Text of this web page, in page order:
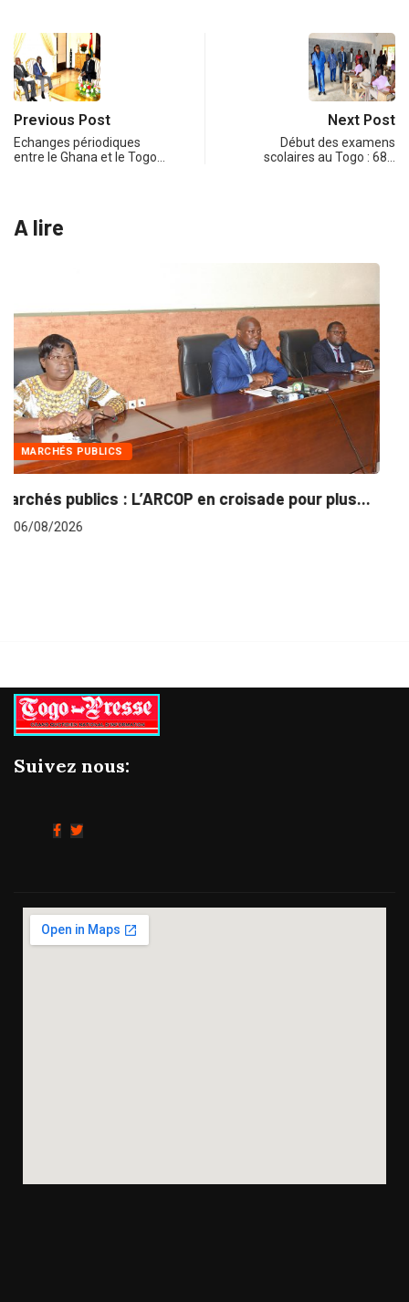
Previous Post
Echanges périodiques
entre le Ghana et le Togo…
Next Post
Début des examens
scolaires au Togo : 68…
A lire
plus...
INTÉGRATION RÉGIONALE
Gestion concertée et durable du Bassin
Suivez nous: